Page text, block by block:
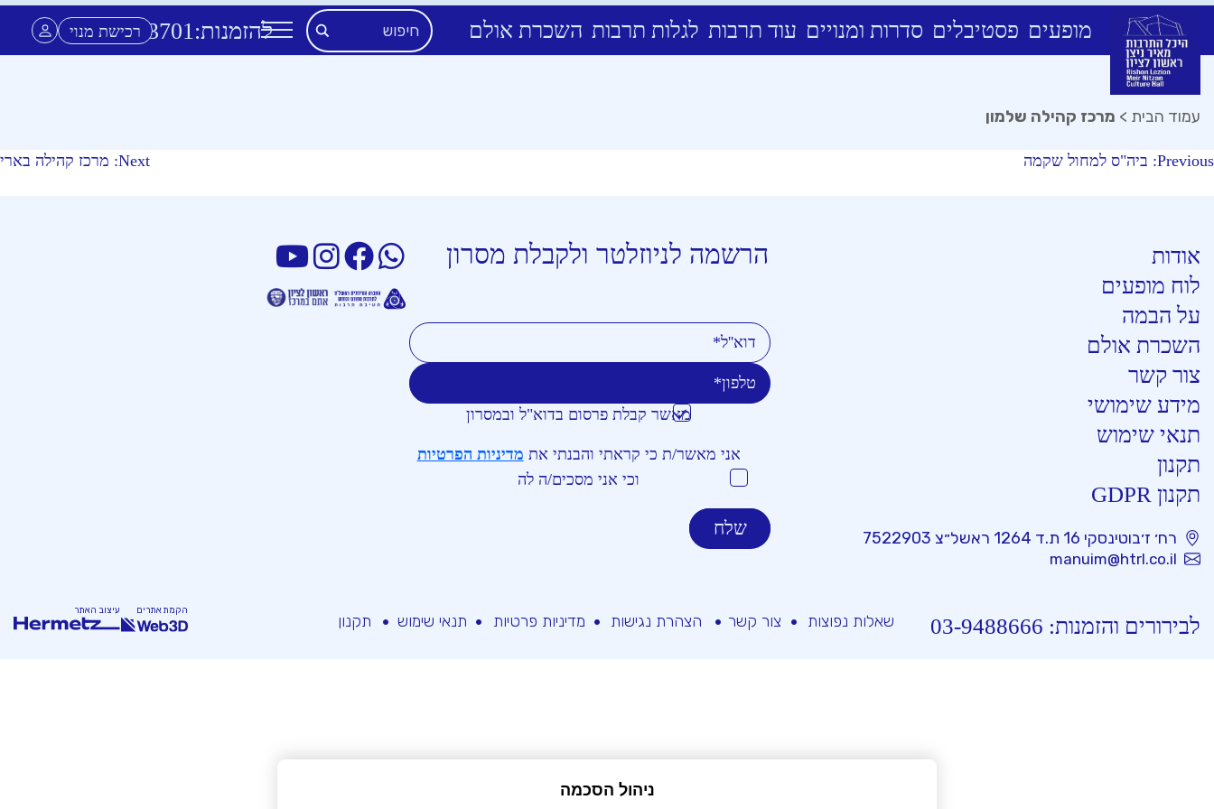
content
מופעים פסטיבלים סדרות ומנויים עוד תרבות לגלות תרבות השכרת אולם להזמנות: *3701 רכישת מנוי
עמוד הבית > מרכז קהילה שלמון
ניווט
Previous: ביה"ס למחול שקמה Next: מרכז קהילה בארי
אודות
לוח מופעים
על הבמה
השכרת אולם
צור קשר
מידע שימושי
תנאי שימוש
תקנון
תקנון GDPR
רח׳ ז׳בוטינסקי 16 ת.ד 1264 ראשל״צ 7522903
manuim@htrl.co.il
הרשמה לניוזלטר ולקבלת מסרון
דוא''ל
טלפון
מאשר קבלת פרסום בדוא"ל ובמסרון
אני מאשר/ת כי קראתי והבנתי את מדיניות הפרטיות
וכי אני מסכים/ה לה
לבירורים והזמנות: 03-9488666 שאלות נפוצות צור קשר הצהרת נגישות מדיניות פרטיות תנאי שימוש תקנון
הקמת אתרים עיצוב האתר
ניהול הסכמה